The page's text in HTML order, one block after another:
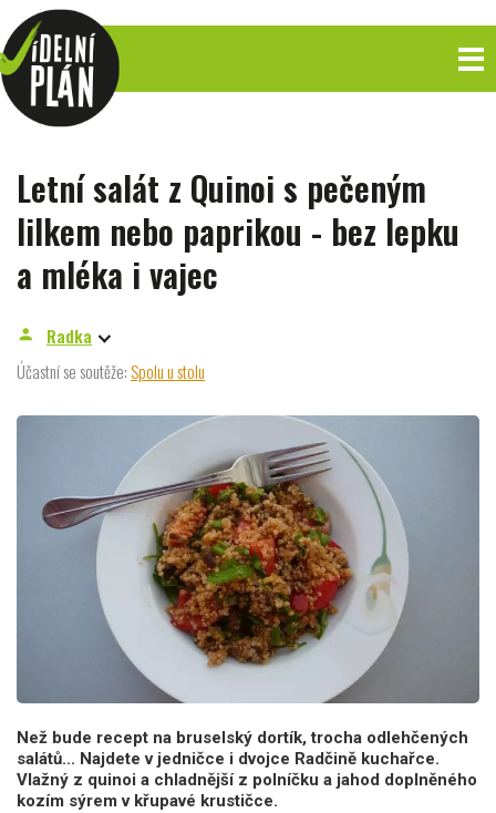
Letní salát z Quinoi s pečeným
lilkem nebo paprikou - bez lepku
a mléka i vajec
person
Radka
Účastní se soutěže:Spolu u stolu
Než bude recept na bruselský dortík, trocha odlehčených
salátů... Najdete v jedničce i dvojce Radčině kuchařce.
Vlažný z quinoi a chladnější z polníčku a jahod doplněného
kozím sýrem v křupavé krustičce.